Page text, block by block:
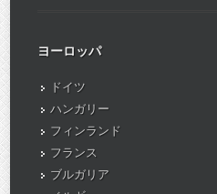
ヨーロッパ
ドイツ
ハンガリー
フィンランド
フランス
ブルガリア